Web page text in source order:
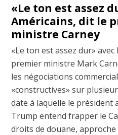
«Le ton est assez
Américains, dit le
ministre Carney
«Le ton est assez dur»
premier ministre Mark
les négociations
«constructives» sur
date à laquelle le président
Trump entend frapper le
droits de douane, approche